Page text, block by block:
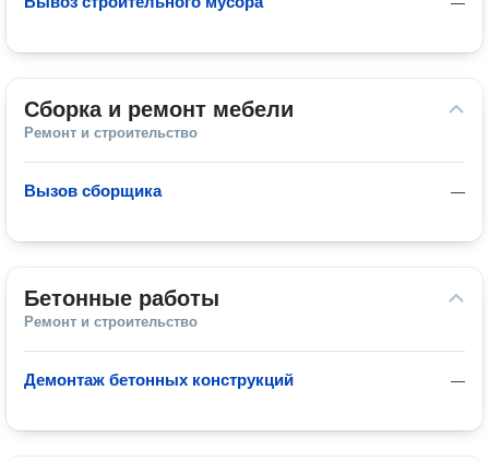
Сборка и ремонт мебели
Ремонт и строительство
—
Вызов сборщика
Бетонные работы
Ремонт и строительство
—
Демонтаж бетонных конструкций